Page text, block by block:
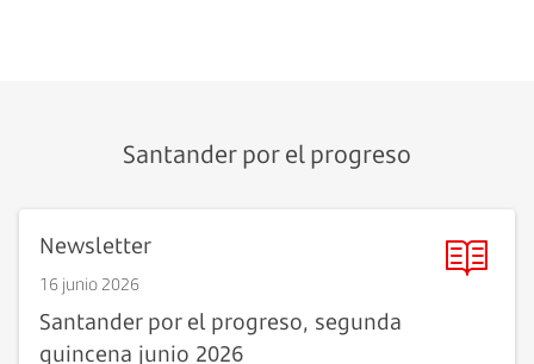
Santander por el progreso
Newsletter
16 junio 2026
Santander por el progreso, segunda
quincena junio 2026